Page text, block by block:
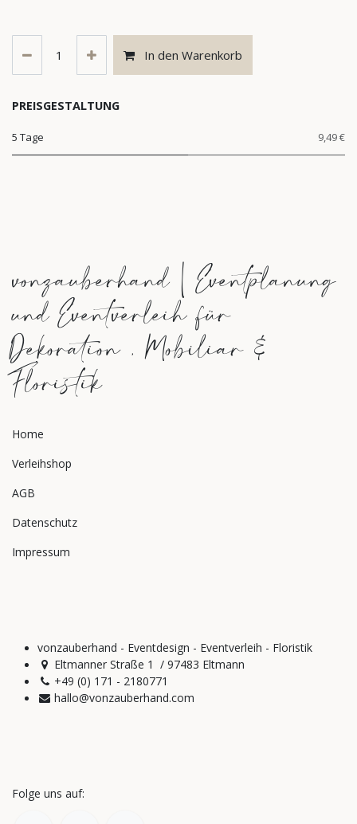
In den Warenkorb
PREISGESTALTUNG
5 Tage 9,49 €
vonzauberhand | Eventplanung
und Eventverleih für
Dekoration , Mobiliar &
Floristik
Home
Verleihshop
AGB
Datenschutz
Impressum
vonzauberhand - Eventdesign - Eventverleih - Floristik
Eltmanner Straße 1 / 97483 Eltmann
+49 (0) 171 - 2180771
hallo@vonzauberhand.com
Folge uns auf: